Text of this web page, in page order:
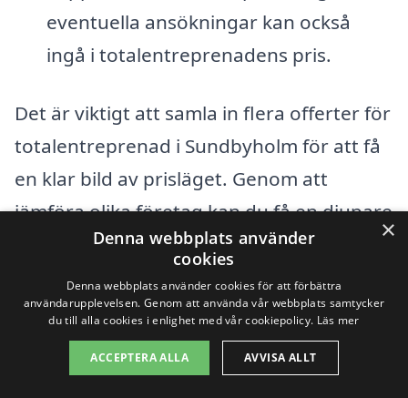
eventuella ansökningar kan också
ingå i totalentreprenadens pris.
Det är viktigt att samla in flera offerter för
totalentreprenad i Sundbyholm för att få
en klar bild av prisläget. Genom att
jämföra olika företag kan du få en djupare
förståelse för vad som är rimligt och vad
som ingår i varje offert. Ta dig tid att läsa
omdömen och referenser för att hitta ett
pålitligt företag som kan hjälpa dig att
realisera ditt byggprojekt.
×
Denna webbplats använder
cookies
Denna webbplats använder cookies för att förbättra
användarupplevelsen. Genom att använda vår webbplats samtycker
du till alla cookies i enlighet med vår cookiepolicy. Läs mer
ACCEPTERA ALLA AVVISA ALLT